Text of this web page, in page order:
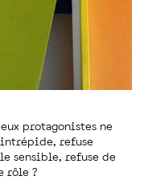
protagonistes ne
refuse
sensible, refuse de
rôle ?